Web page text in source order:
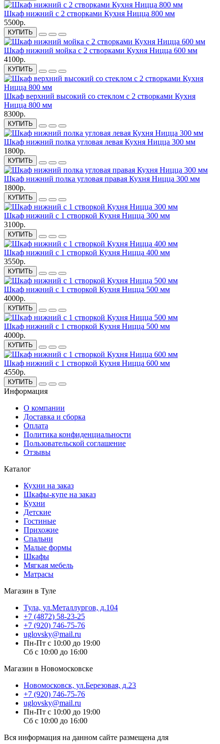
Шкаф нижний с 2 створками Кухня Ницца 800 мм
5500р.
КУПИТЬ
Шкаф нижний мойка с 2 створками Кухня Ницца 600 мм
4100р.
КУПИТЬ
Шкаф верхний высокий со стеклом с 2 створками Кухня
Ницца 800 мм
8300р.
КУПИТЬ
Шкаф нижний полка угловая левая Кухня Ницца 300 мм
1800р.
КУПИТЬ
Шкаф нижний полка угловая правая Кухня Ницца 300 мм
1800р.
КУПИТЬ
Шкаф нижний с 1 створкой Кухня Ницца 300 мм
3100р.
КУПИТЬ
Шкаф нижний с 1 створкой Кухня Ницца 400 мм
3550р.
КУПИТЬ
Шкаф нижний с 1 створкой Кухня Ницца 500 мм
4000р.
КУПИТЬ
Шкаф нижний с 1 створкой Кухня Ницца 500 мм
4000р.
КУПИТЬ
Шкаф нижний с 1 створкой Кухня Ницца 600 мм
4550р.
КУПИТЬ
Информация
О компании
Доставка и сборка
Оплата
Политика конфиденциальности
Пользовательской соглашение
Отзывы
Каталог
Кухни на заказ
Шкафы-купе на заказ
Кухни
Детские
Гостиные
Прихожие
Спальни
Малые формы
Шкафы
Мягкая мебель
Матрасы
Магазин в Туле
Тула, ул.Металлургов, д.104
+7 (4872) 58-23-25
+7 (920) 746-75-76
uglovsky@mail.ru
Пн-Пт с 10:00 до 19:00
Сб с 10:00 до 16:00
Магазин в Новомосковске
Новомосковск, ул.Березовая, д.23
+7 (920) 746-75-76
uglovsky@mail.ru
Пн-Пт с 10:00 до 19:00
Сб с 10:00 до 16:00
Вся информация на данном сайте размещена для